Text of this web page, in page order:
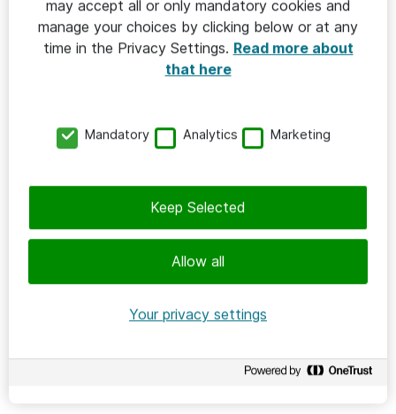
2025-03-17 / Terese Rehn
MVTe: Cyberattack-övning, AI-hackaton
äldreomsorg
may accept all or only mandatory cookies and
manage your choices by clicking below or at any
time in the Privacy Settings. Read more about
that here
Mandatory Analytics Marketing
Allow all
Keep Selected
Your privacy settings